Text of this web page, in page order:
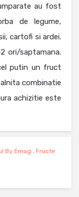
au fost
de legume,
cartofi si ardei.
ori/saptamana.
putin un fruct
combinatie
achizitie este
By Emag , Fructe